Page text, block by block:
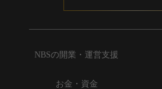
NBSの開業・運営支援
お金・資金